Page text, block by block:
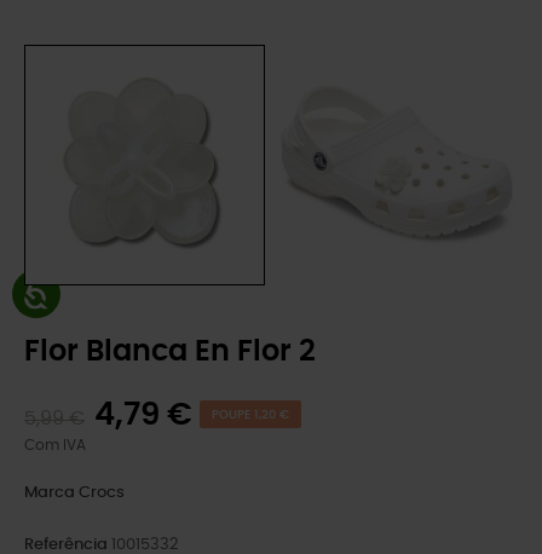
Flor Blanca En Flor 2
4,79 € POUPE 1,20 €
Com IVA
Marca Crocs
Referência 10015332